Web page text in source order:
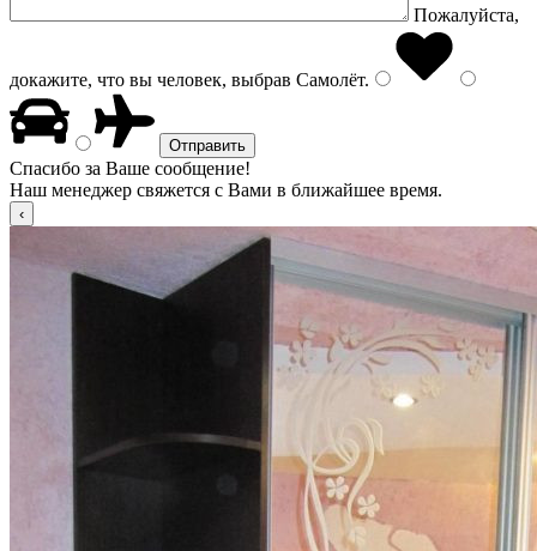
Пожалуйста,
докажите, что вы человек, выбрав Самолёт.
Спасибо за Ваше сообщение!
Наш менеджер свяжется с Вами в ближайшее время.